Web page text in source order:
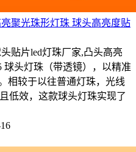
聚光珠形灯珠 球头高亮度贴
贴片led灯珠厂家,凸头高亮
球头灯珠（带透镜），以精准
相较于以往普通灯珠，光线
低效，这款球头灯珠实现了